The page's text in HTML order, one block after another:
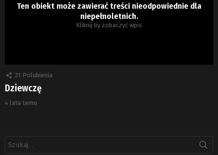
Ten obiekt może zawierać treści nieodpowiednie dla
niepełnoletnich.
Kliknij by zobaczyć wpis
21 Polubienia
Dziewczę
4 lata temu